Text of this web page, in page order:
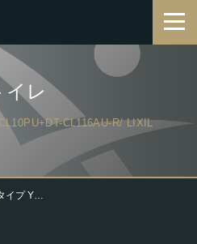
CL116AU-R
イレ
CL116AU-R/ LIXIL